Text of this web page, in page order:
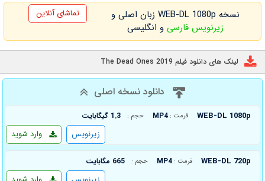
نسخه WEB-DL 1080p زبان اصلی و
زیرنویس فارسی و انگلیسی
تماشای آنلاین
لینک های دانلود فیلم The Dead Ones 2019
دانلود نسخه اصلی
WEB-DL 1080p فرمت : MP4 حجم : 1.3 گیگابایت
وارد شوید زیرنویس
WEB-DL 720p فرمت : MP4 حجم : 665 مگابایت